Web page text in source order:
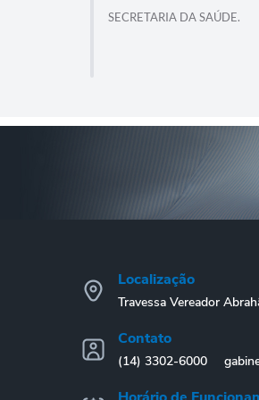
SECRETARIA DA SAÚDE.
Localização
Travessa Vereador
Contato
(14) 3302-6000